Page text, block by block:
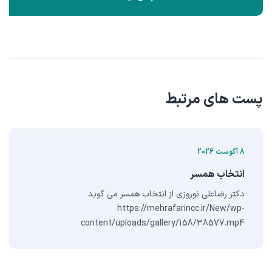
پست های مرتبط
8 آگوست 2026
انتخاب همسر
دکتر رضاعلی نوروزی از انتخاب همسر می گوید
https://mehrafarincc.ir/New/wp-
content/uploads/gallery/158/38577.mp4